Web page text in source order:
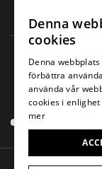
Fri
Denna
cookies
Denna
förbättra
använda vår
cookies i
mer